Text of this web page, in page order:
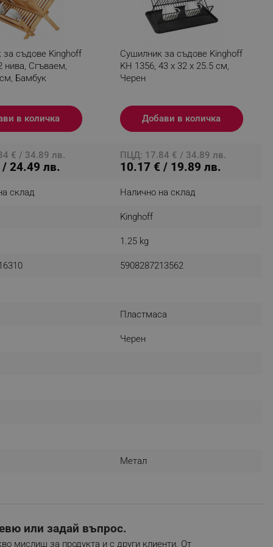
съдове Kinghoff
нива, Сгъваем,
Бамбук
в количка
Сушилник за съдове Kinghoff
KH 1356, 43 x 32 x 25.5 см,
Черен
Добави в количка
€ / 34.89 лв.
24.49 лв.
ПЦД: 17.84 € / 34.89 лв.
10.17 € / 19.89 лв.
склад Налично на склад
Kinghoff
1.25 kg
5908287213562
Пластмаса
Черен
Метал
или задай въпрос.
мислиш за продукта и с други клиенти. От
visitors. The lifetime
visitor sessions
is a test user and can
cookies and local
banners clicked by the